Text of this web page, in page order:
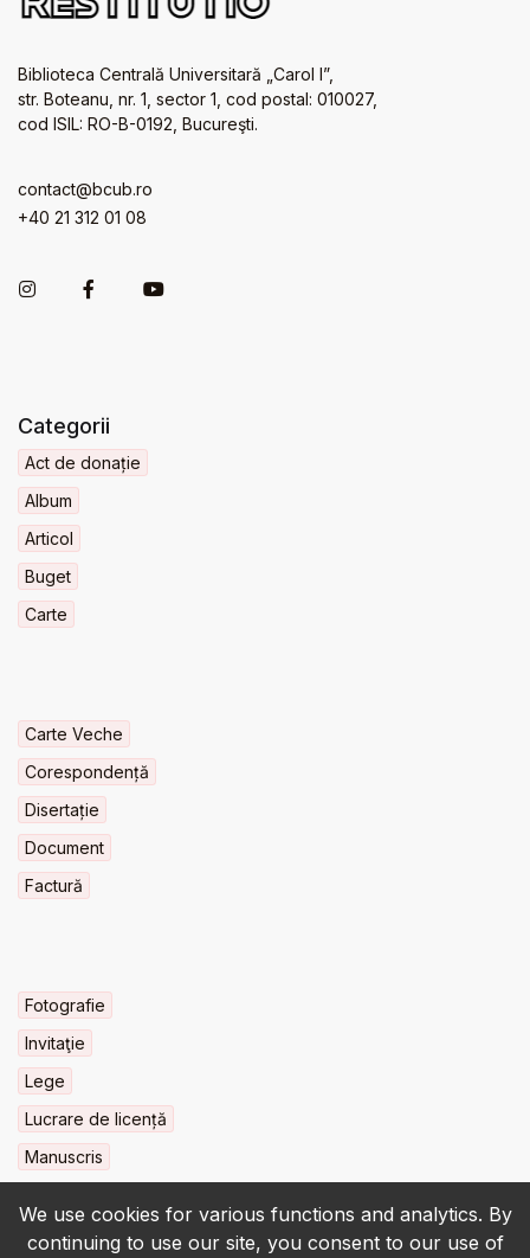
We use cookies for various functions and analytics. By
continuing to use our site, you consent to our use of
Biblioteca Centrală Universitară „Carol I”,
str. Boteanu, nr. 1, sector 1, cod postal: 010027,
cod ISIL: RO-B-0192, Bucureşti.
contact@bcub.ro
+40 21 312 01 08
Categorii
Act de donație
Album
Articol
Buget
Carte
Carte Veche
Corespondență
Disertație
Document
Factură
Fotografie
Invitaţie
Lege
Lucrare de licență
Manuscris